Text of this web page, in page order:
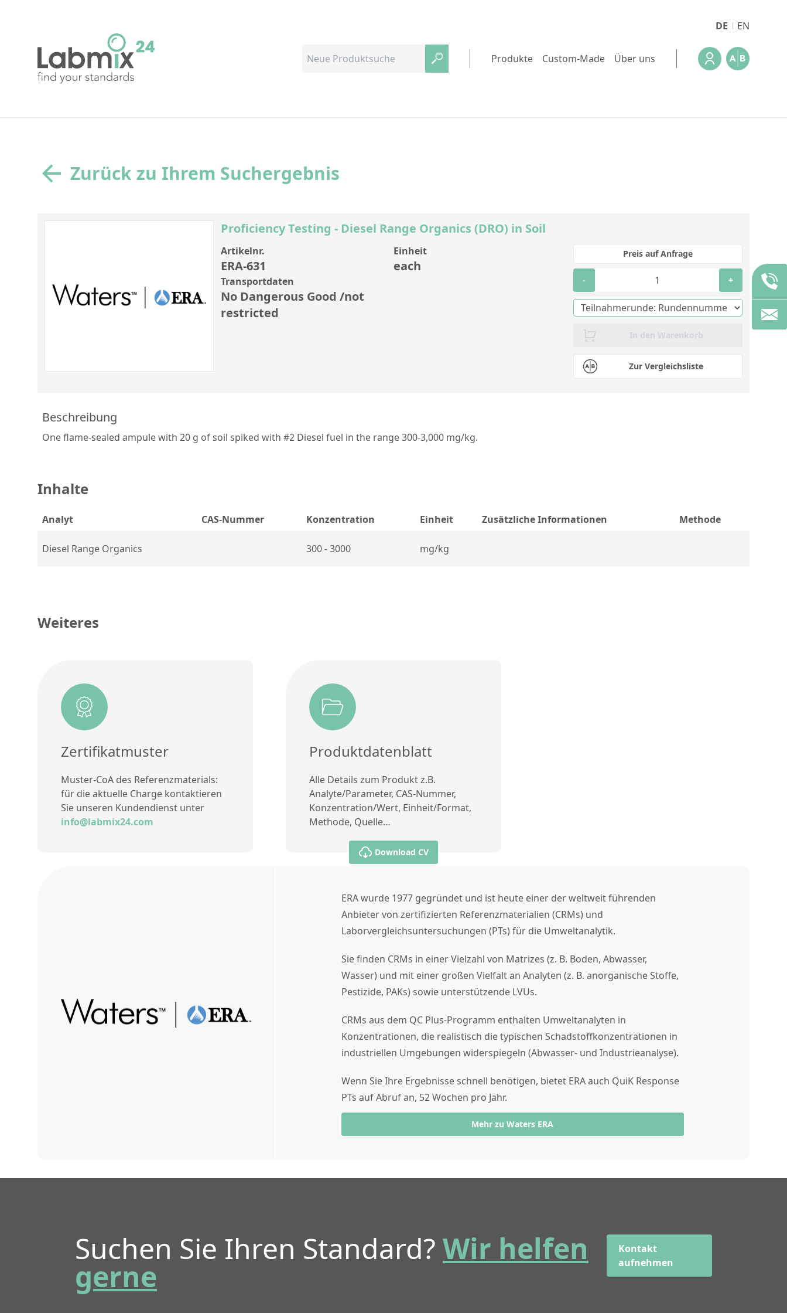
DE EN
Produkte Custom-Made Über uns
Zurück zu Ihrem Suchergebnis
Proficiency Testing - Diesel Range Organics (DRO) in Soil
Artikelnr.
ERA-631
Einheit
each
Transportdaten
No Dangerous Good /not
restricted
Zur Vergleichsliste
Preis auf Anfrage
- +
In den Warenkorb
Beschreibung
One flame-sealed ampule with 20 g of soil spiked with #2 Diesel fuel in the range 300-3,000 mg/kg.
Inhalte
Analyt CAS-Nummer Konzentration Einheit Zusätzliche Informationen Methode
Diesel Range Organics 300 - 3000 mg/kg
Weiteres
Zertifikatmuster
Muster-CoA des Referenzmaterials:
für die aktuelle Charge kontaktieren
Sie unseren Kundendienst unter
info@labmix24.com
Produktdatenblatt
Alle Details zum Produkt z.B.
Analyte/Parameter, CAS-Nummer,
Konzentration/Wert, Einheit/Format,
Methode, Quelle…
Download CV
ERA wurde 1977 gegründet und ist heute einer der weltweit führenden
Anbieter von zertifizierten Referenzmaterialien (CRMs) und
Laborvergleichsuntersuchungen (PTs) für die Umweltanalytik.
Sie finden CRMs in einer Vielzahl von Matrizes (z. B. Boden, Abwasser,
Wasser) und mit einer großen Vielfalt an Analyten (z. B. anorganische Stoffe,
Pestizide, PAKs) sowie unterstützende LVUs.
CRMs aus dem QC Plus-Programm enthalten Umweltanalyten in
Konzentrationen, die realistisch die typischen Schadstoffkonzentrationen in
industriellen Umgebungen widerspiegeln (Abwasser- und Industrieanalyse).
Wenn Sie Ihre Ergebnisse schnell benötigen, bietet ERA auch QuiK Response
PTs auf Abruf an, 52 Wochen pro Jahr.
Mehr zu Waters ERA
Suchen Sie Ihren Standard? Wir helfen
gerne
Kontakt
aufnehmen